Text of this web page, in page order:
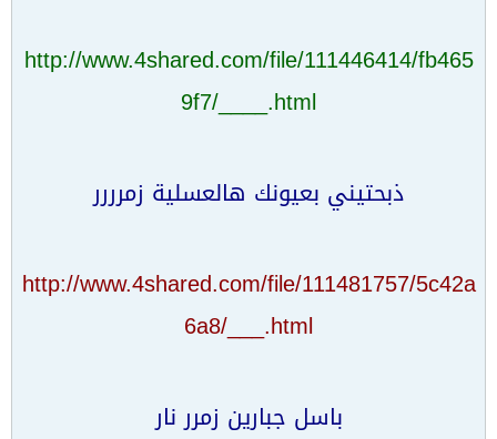
http://www.4shared.com/file/111446414/fb465
9f7/____.html
ذبحتيني بعيونك هالعسلية زمرررر
http://www.4shared.com/file/111481757/5c42a
6a8/___.html
باسل جبارين زمرر نار